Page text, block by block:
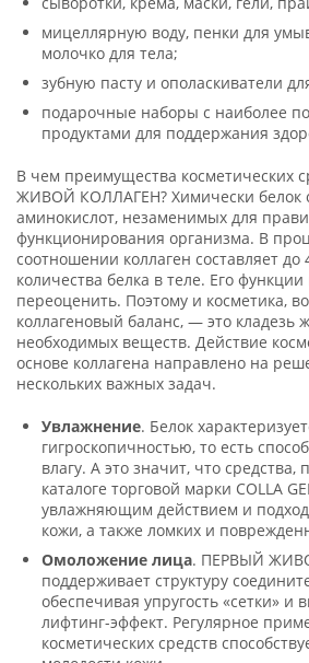
мицеллярную воду, пенки для
молочко для тела;
зубную пасту и ополаскиватели
подарочные наборы с наиболее
продуктами для поддержания
В чем преимущества косметических
ЖИВОЙ КОЛЛАГЕН? Химически белок
аминокислот, незаменимых для
функционирования организма. В
соотношении коллаген составляет до
количества белка в теле. Его
переоценить. Поэтому и косметика,
коллагеновый баланс, — это кладезь
необходимых веществ. Действие
основе коллагена направлено на
нескольких важных задач.
Увлажнение. Белок
гигроскопичностью, то есть
влагу. А это значит, что
каталоге торговой марки COLLA
увлажняющим действием и
кожи, а также ломких и
Омоложение лица. ПЕРВЫЙ
поддерживает структуру
обеспечивая упругость «сетки» и
лифтинг-эффект. Регулярное
косметических средств